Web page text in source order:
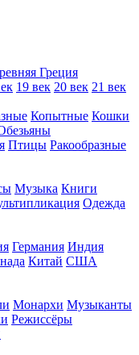
Греция
19 век 20 век 21 век
Копытные Кошки
Птицы Ракообразные
Музыка Книги
Одежда
Германия Индия
Китай США
Монархи Музыканты
Режиссёры